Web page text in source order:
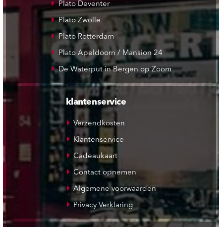
Plato Deventer
Plato Zwolle
Plato Rotterdam
Plato Apeldoorn / Mansion 24
De Waterput in Bergen op Zoom
klantenservice
Verzendkosten
Klantenservice
Cadeaukaart
Contact opnemen
Algemene voorwaarden
Privacy Verklaring